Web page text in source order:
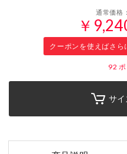
通常価格
￥
クーポンを使えばさら
92
サイ